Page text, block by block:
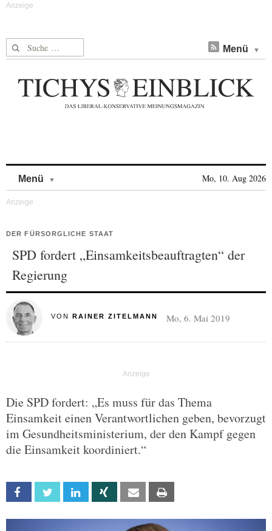
Suche nach: Menü
Menü Mo, 10. Aug 2026
DER FÜRSORGLICHE STAAT
SPD fordert „Einsamkeitsbeauftragten“ der
Regierung
VON RAINER ZITELMANN Mo, 6. Mai 2019
Die SPD fordert: „Es muss für das Thema
Einsamkeit einen Verantwortlichen geben, bevorzugt
im Gesundheitsministerium, der den Kampf gegen
die Einsamkeit koordiniert.“
Facebook Twitter Linkedin Xing Email